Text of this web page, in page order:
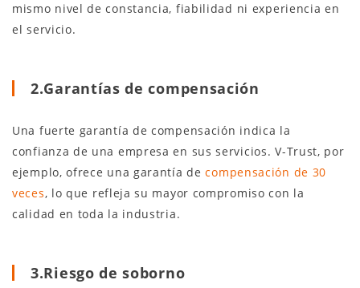
mismo nivel de constancia, fiabilidad ni experiencia en
el servicio.
2.Garantías de compensación
Una fuerte garantía de compensación indica la
confianza de una empresa en sus servicios. V-Trust, por
ejemplo, ofrece una garantía decompensación de 30
veces, lo que refleja su mayor compromiso con la
calidad en toda la industria.
3.Riesgo de soborno